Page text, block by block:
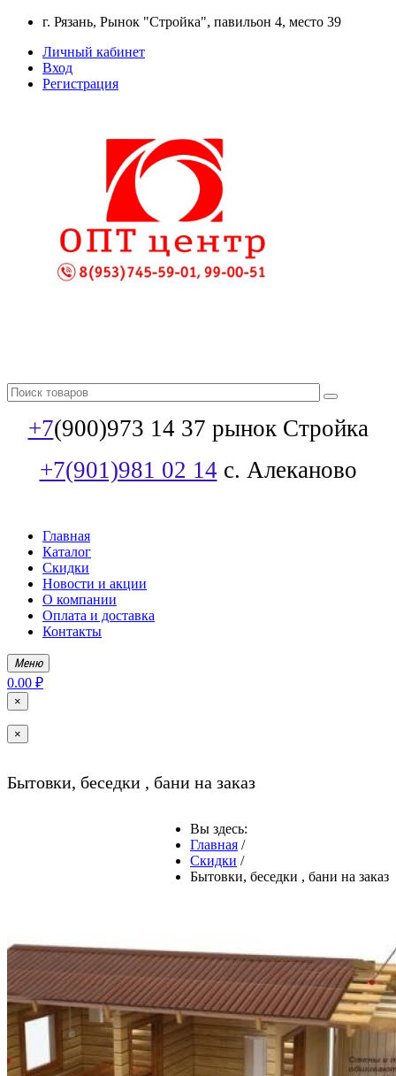
г. Рязань, Рынок "Стройка", павильон 4, место 39
Личный кабинет
Вход
Регистрация
+7(900)973 14 37 рынок Стройка
+7(901)981 02 14 с. Алеканово
Главная
Каталог
Скидки
Новости и акции
О компании
Оплата и доставка
Контакты
Меню
0.00 ₽
×
×
Бытовки, беседки , бани на заказ
Вы здесь:
Главная /
Скидки /
Бытовки, беседки , бани на заказ